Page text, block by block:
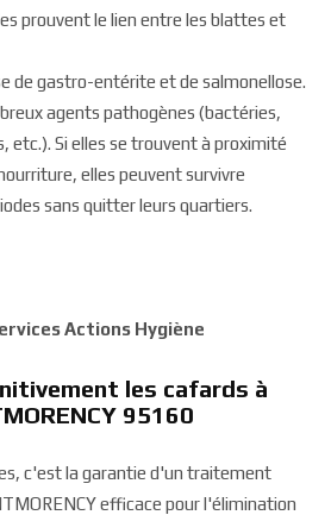
prouvent le lien entre les blattes et
de gastro-entérite et de salmonellose.
agents pathogènes (bactéries,
etc.). Si elles se trouvent à proximité
elles peuvent survivre
sans quitter leurs quartiers.
Actions Hygiène
les cafards à
95160
c'est la garantie d'un traitement
efficace pour l'élimination